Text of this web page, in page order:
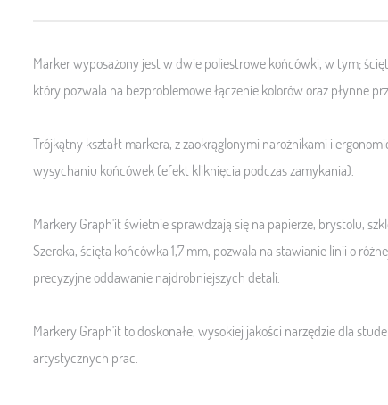
Marker wyposażony jest w dwie poliestrowe końcówki, w tym;
który pozwala na bezproblemowe łączenie kolorów oraz płynne
Trójkątny kształt markera, z zaokrąglonymi narożnikami i
wysychaniu końcówek (efekt kliknięcia podczas zamykania).
Markery Graph'it świetnie sprawdzają się na papierze, brystolu,
Szeroka, ścięta końcówka 1,7 mm, pozwala na stawianie linii o
precyzyjne oddawanie najdrobniejszych detali.
Markery Graph'it to doskonałe, wysokiej jakości narzędzie dla
artystycznych prac.